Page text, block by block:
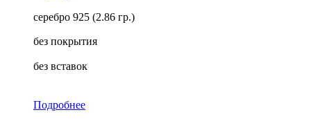
серебро 925 (2.86 гр.)
без покрытия
без вставок
Подробнее